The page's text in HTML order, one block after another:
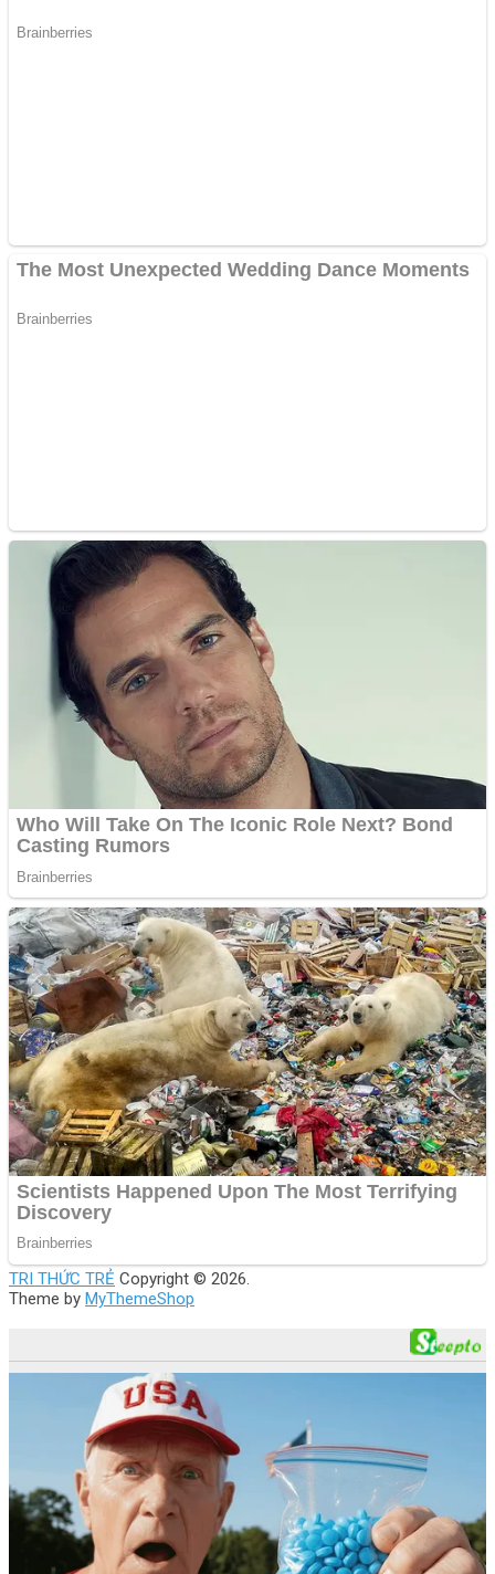
TRI THỨC TRẺ Copyright © 2026.
Theme by MyThemeShop